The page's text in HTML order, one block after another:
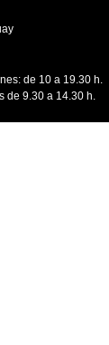
de 10 a 19.30 h.
de 9.30 a 14.30 h.